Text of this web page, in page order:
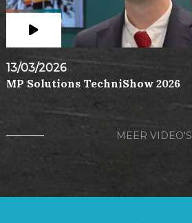
13/03/2026
MP Solutions TechniShow 2026
MEER VIDEO'S